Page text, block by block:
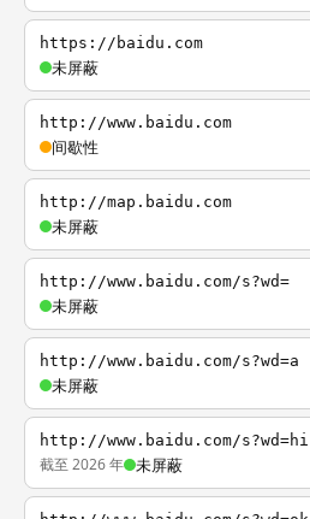
https://baidu.com
未屏蔽
http://www.baidu.com
间歇性
http://map.baidu.com
未屏蔽
http://www.baidu.com/s?wd=
未屏蔽
http://www.baidu.com/s?wd=a
未屏蔽
http://www.baidu.com/s?wd=hi
截至 2026 年 未屏蔽